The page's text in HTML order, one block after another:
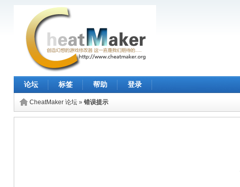
论坛 标签 帮助 登录
CheatMaker 论坛» 错误提示